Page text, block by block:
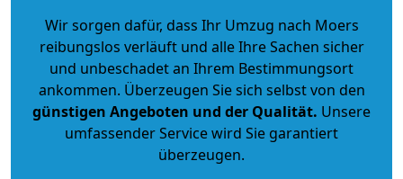
Wir sorgen dafür, dass Ihr Umzug nach Moers
reibungslos verläuft und alle Ihre Sachen sicher
und unbeschadet an Ihrem Bestimmungsort
ankommen. Überzeugen Sie sich selbst von den
günstigen Angeboten und der Qualität. Unsere
umfassender Service wird Sie garantiert
überzeugen.